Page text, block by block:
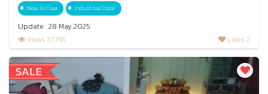
New Arrival Industrial Color
Update : 28 May 2025
Views 37,716
Likes 2